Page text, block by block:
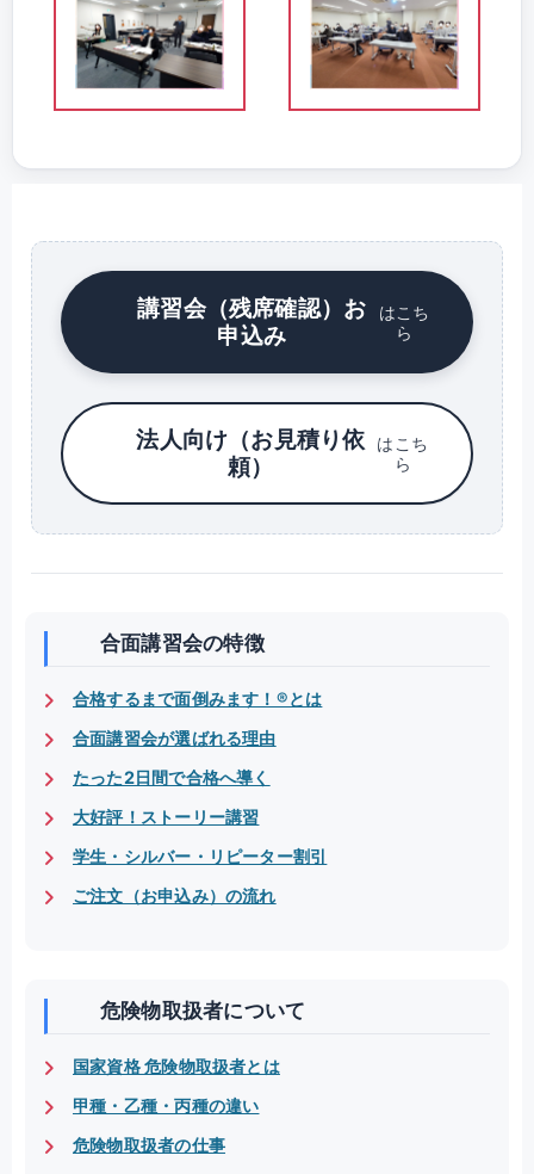
講習会（残席確認）お
申込み
はこち
ら
法人向け（お見積り依
頼）
はこち
ら
合面講習会の特徴
合格するまで面倒みます！®とは
合面講習会が選ばれる理由
たった2日間で合格へ導く
大好評！ストーリー講習
学生・シルバー・リピーター割引
ご注文（お申込み）の流れ
危険物取扱者について
国家資格 危険物取扱者とは
甲種・乙種・丙種の違い
危険物取扱者の仕事